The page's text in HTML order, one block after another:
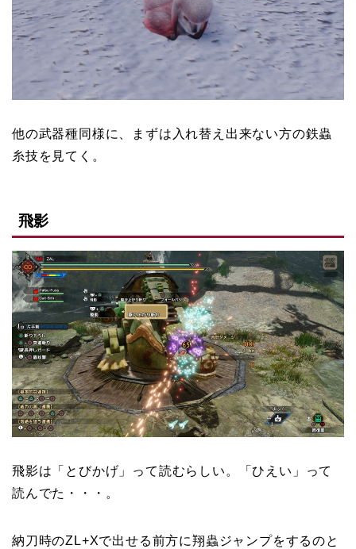
他の武器種同様に、まずは入れ替え出来ない方の鉄蟲
糸技を見てく。
飛影
飛影は「とびかげ」って読むらしい。「ひえい」って
読んでた・・・。
納刀時のZL+Xで出せる前方に翔蟲ジャンプをするのと